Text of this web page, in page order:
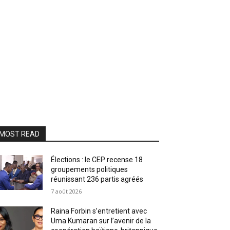
READ
Élections : le CEP recense 18
groupements politiques
réunissant 236 partis agréés
7 août 2026
Raina Forbin s’entretient avec
Uma Kumaran sur l’avenir de la